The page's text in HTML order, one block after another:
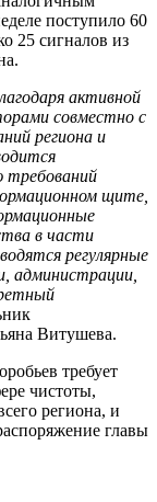
поступило 60
25 сигналов из
активной
совместно с
региона и
требований
щите,
в части
регулярные
администрации,
Витушева.
требует
чистоты,
региона, и
главы